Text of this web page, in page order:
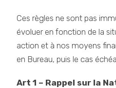
Ces règles ne sont pas
évoluer en fonction de la
action et à nos moyens
en Bureau, puis le cas
Art 1 – Rappel sur la